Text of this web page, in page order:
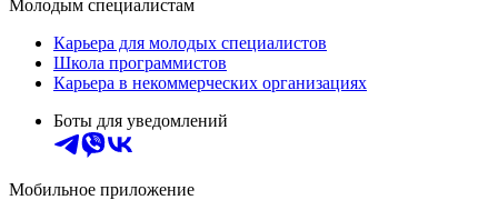
Молодым специалистам
Карьера для молодых специалистов
Школа программистов
Карьера в некоммерческих организациях
Боты для уведомлений
Мобильное приложение